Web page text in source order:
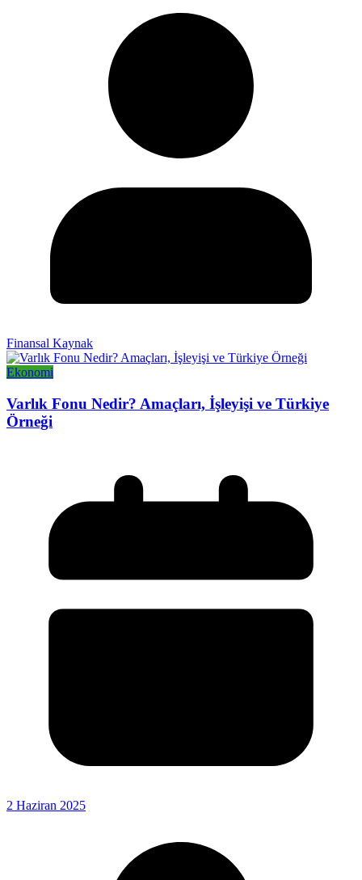
Finansal Kaynak
Ekonomi
Varlık Fonu Nedir? Amaçları, İşleyişi ve Türkiye
Örneği
2 Haziran 2025